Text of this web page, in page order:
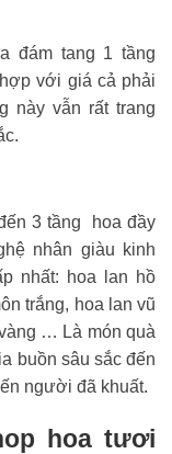
đám tang 1 tầng
với giá cả phải
này vẫn rất trang
3 tầng hoa đầy
nhân giàu kinh
nhất: hoa lan hồ
trắng, hoa lan vũ
… Là món quà
buồn sâu sắc đến
người đã khuất.
hoa tươi